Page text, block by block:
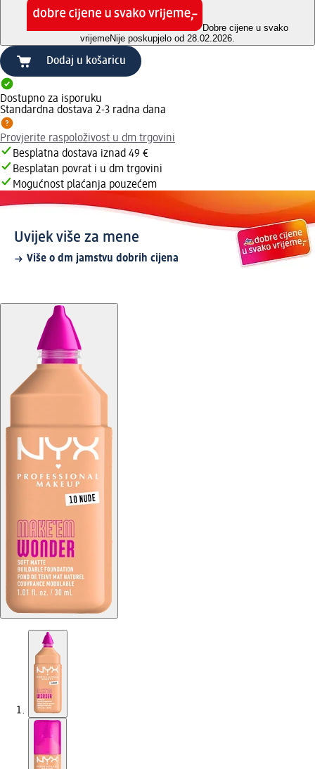
Dobre cijene u svako
vrijemeNije poskupjelo od 28.02.2026.
Dodaj u košaricu
Dostupno za isporuku
Standardna dostava 2-3 radna dana
Provjerite raspoloživost u dm trgovini
Besplatna dostava iznad 49 €
Besplatan povrat i u dm trgovini
Mogućnost plaćanja pouzećem
Uvijek više za mene
Više o dm jamstvu dobrih cijena